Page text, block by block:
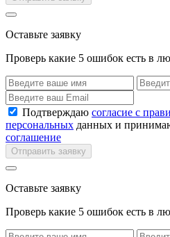
Оставьте заявку
Проверь какие 5 ошибок есть в
Подтверждаю согласие с
персональных данных и
соглашение
Отправить заявку
Оставьте заявку
Проверь какие 5 ошибок есть в